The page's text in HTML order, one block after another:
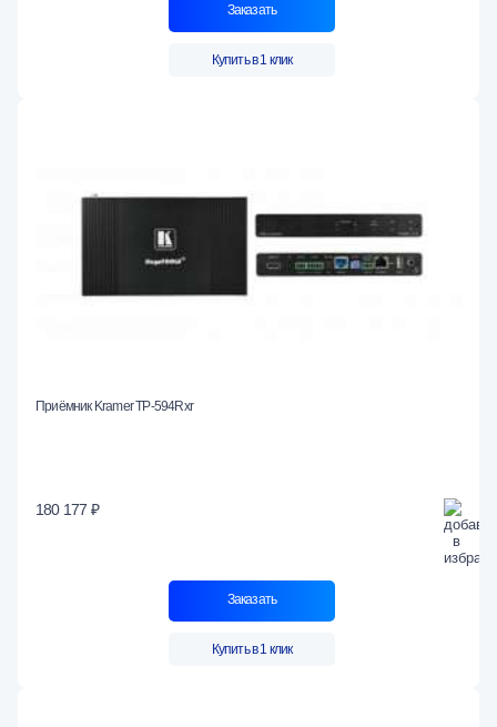
Заказать
Купить в 1 клик
Приёмник Kramer TP-594Rxr
180 177 ₽
Заказать
Купить в 1 клик